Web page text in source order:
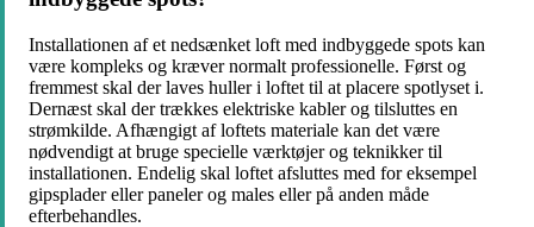
Installationen af et nedsænket loft med indbyggede spots kan
være kompleks og kræver normalt professionelle. Først og
fremmest skal der laves huller i loftet til at placere spotlyset i.
Dernæst skal der trækkes elektriske kabler og tilsluttes en
strømkilde. Afhængigt af loftets materiale kan det være
nødvendigt at bruge specielle værktøjer og teknikker til
installationen. Endelig skal loftet afsluttes med for eksempel
gipsplader eller paneler og males eller på anden måde
efterbehandles.